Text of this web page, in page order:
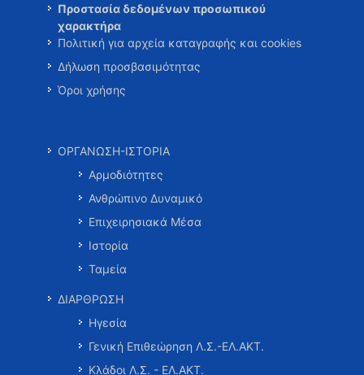
Προστασία δεδομένων προσωπικού
χαρακτήρα
Πολιτική για αρχεία καταγραφής και cookies
Δήλωση προσβασιμότητας
Όροι χρήσης
ΟΡΓΑΝΩΣΗ-ΙΣΤΟΡΙΑ
Αρμοδιότητες
Ανθρώπινο Δυναμικό
Επιχειρησιακά Μέσα
Ιστορία
Ταμεία
ΔΙΑΡΘΡΩΣΗ
Ηγεσία
Γενική Επιθεώρηση Λ.Σ.-ΕΛ.ΑΚΤ.
Κλάδοι Λ.Σ. - ΕΛ.ΑΚΤ.